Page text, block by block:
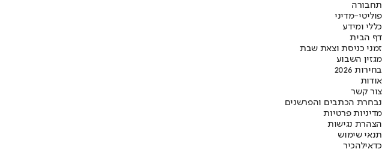
תחבורה
פוליטי-מדיני
כללי ומידע
דף הבית
זמני כניסת וצאת שבת
מגזין השבוע
בחירות 2026
אודות
צור קשר
נבחרת הכתבים והפרשנים
מדיניות פרטיות
הצהרת נגישות
תנאי שימוש
כדאילהכיר